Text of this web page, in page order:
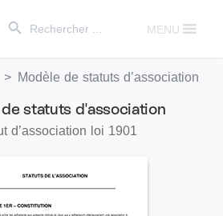
for:
MENU
Modèle de statuts d’association
statuts d'association
d’association loi 1901